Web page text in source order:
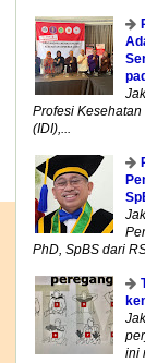
Profesi
(IDI),...
PhD, SpBS dari
ini